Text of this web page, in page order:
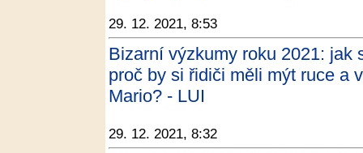
29. 12. 2021, 8:53
Bizarní výzkumy roku 2021: jak
proč by si řidiči měli mýt ruce a
Mario? - LUI
29. 12. 2021, 8:32